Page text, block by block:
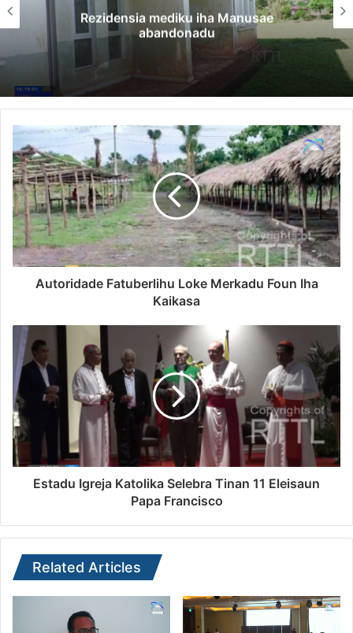
Rezidensia mediku iha Manusae
abandonadu
Autoridade Fatuberlihu Loke Merkadu Foun Iha
Kaikasa
Estadu Igreja Katolika Selebra Tinan 11 Eleisaun
Papa Francisco
Related Articles